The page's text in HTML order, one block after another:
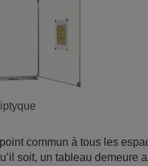
commun à tous les
soit, un tableau demeure